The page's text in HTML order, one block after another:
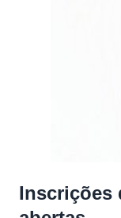
Inscrições